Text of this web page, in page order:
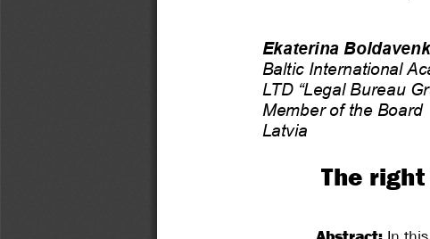
Ekaterina
Baltic International
LTD “Legal Bureau
Member of the Board
Latvia
The
   Abstract:
In this